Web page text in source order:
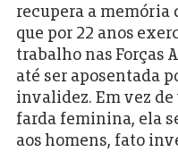
recupera a memória
que por 22 anos
trabalho nas Forças
até ser aposentada
invalidez. Em vez
farda feminina, ela
aos homens, fato